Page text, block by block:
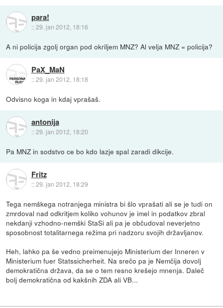
para!
::29. jan 2012, 18:16
A ni policija zgolj organ pod okriljem MNZ? Al velja MNZ = policija?
PaX_MaN
::29. jan 2012, 18:18
Odvisno koga in kdaj vprašaš.
antonija
::29. jan 2012, 18:20
Pa MNZ in sodstvo ce bo kdo lazje spal zaradi dikcije.
Fritz
::29. jan 2012, 18:29
Tega nemškega notranjega ministra bi šlo vprašati ali se je tudi on
zmrdoval nad odkritjem koliko vohunov je imel in podatkov zbral
nekdanji vzhodno-nemški StaSi ali pa je občudoval neverjetno
sposobnost totalitarnega režima pri nadzoru svojih državljanov.
Heh, lahko pa še vedno preimenujejo Ministerium der Inneren v
Ministerium fuer Statssicherheit. Na srečo pa je Nemčija dovolj
demokratična država, da se o tem resno krešejo mnenja. Daleč
bolj demokratična od kakšnih ZDA ali VB...